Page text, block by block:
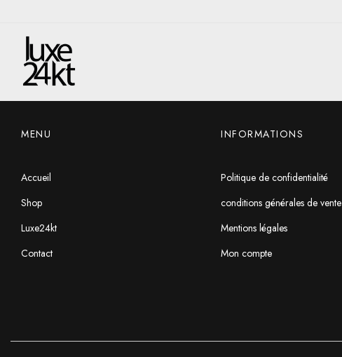
MENU
Accueil
Shop
Luxe24kt
Contact
INFORMATIONS
Politique de confidentialité
conditions générales de vente
Mentions légales
Mon compte